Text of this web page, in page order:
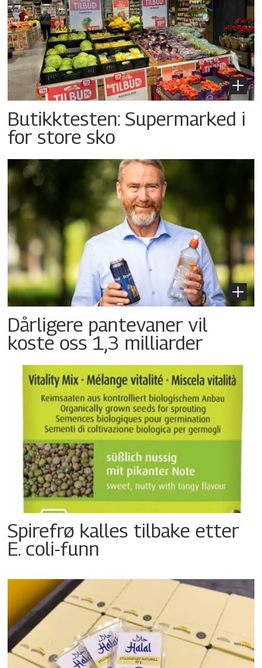
Butikktesten: Supermarked i
for store sko
Dårligere pantevaner vil
koste oss 1,3 milliarder
Spirefrø kalles tilbake etter
E. coli-funn